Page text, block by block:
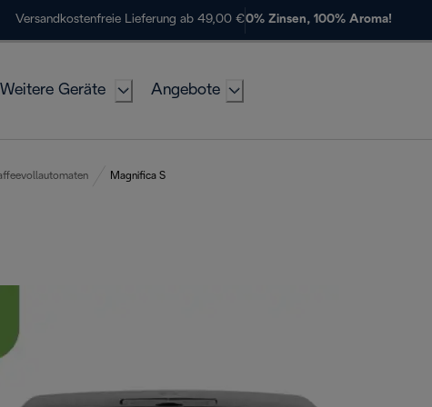
Versandkostenfreie Lieferung ab 49,00 €0% Zinsen, 100% Aroma!
Weitere Geräte Angebote
Magnifica S